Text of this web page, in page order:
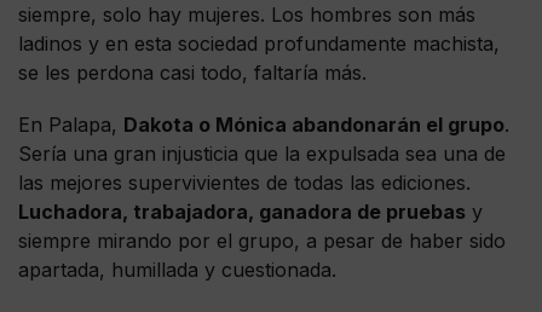
siempre, solo hay mujeres. Los hombres son más
ladinos y en esta sociedad profundamente machista,
se les perdona casi todo, faltaría más.
En Palapa, Dakota o Mónica abandonarán el grupo.
Sería una gran injusticia que la expulsada sea una de
las mejores supervivientes de todas las ediciones.
Luchadora, trabajadora, ganadora de pruebas y
siempre mirando por el grupo, a pesar de haber sido
apartada, humillada y cuestionada.